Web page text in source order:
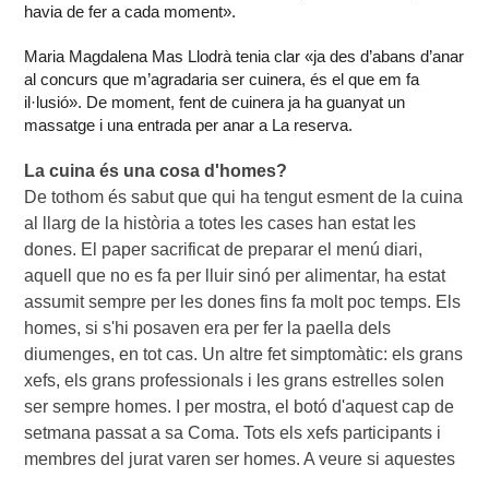
havia de fer a cada moment».
Maria Magdalena Mas Llodrà tenia clar «ja des d’abans d’anar
al concurs que m’agradaria ser cuinera, és el que em fa
il·lusió». De moment, fent de cuinera ja ha guanyat un
massatge i una entrada per anar a La reserva.
De tothom és sabut que qui ha tengut esment de la cuina
al llarg de la història a totes les cases han estat les
dones. El paper sacrificat de preparar el menú diari,
aquell que no es fa per lluir sinó per alimentar, ha estat
assumit sempre per les dones fins fa molt poc temps. Els
homes, si s'hi posaven era per fer la paella dels
diumenges, en tot cas. Un altre fet simptomàtic: els grans
xefs, els grans professionals i les grans estrelles solen
ser sempre homes. I per mostra, el botó d'aquest cap de
setmana passat a sa Coma. Tots els xefs participants i
membres del jurat varen ser homes. A veure si aquestes